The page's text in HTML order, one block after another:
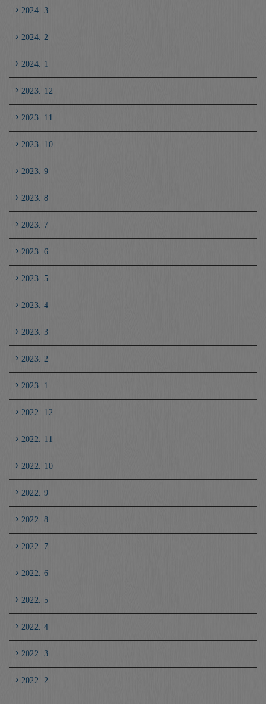
2024. 3
2024. 2
2024. 1
2023. 12
2023. 11
2023. 10
2023. 9
2023. 8
2023. 7
2023. 6
2023. 5
2023. 4
2023. 3
2023. 2
2023. 1
2022. 12
2022. 11
2022. 10
2022. 9
2022. 8
2022. 7
2022. 6
2022. 5
2022. 4
2022. 3
2022. 2